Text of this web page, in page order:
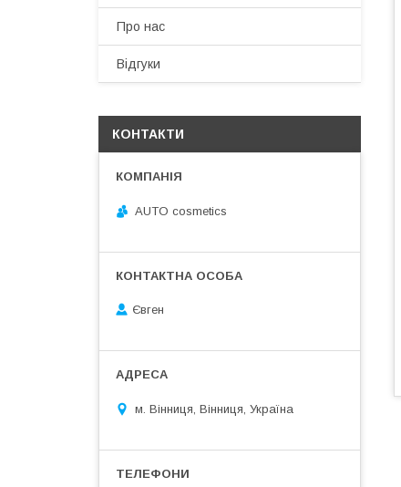
Про нас
Відгуки
КОНТАКТИ
AUTO cosmetics
Євген
м. Вінниця, Вінниця, Україна